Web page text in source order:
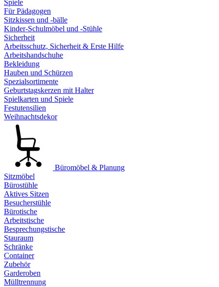
Spiele
Für Pädagogen
Sitzkissen und -bälle
Kinder-Schulmöbel und -Stühle
Sicherheit
Arbeitsschutz, Sicherheit & Erste Hilfe
Arbeitshandschuhe
Bekleidung
Hauben und Schürzen
Spezialsortimente
Geburtstagskerzen mit Halter
Spielkarten und Spiele
Festutensilien
Weihnachtsdekor
Büromöbel & Planung
Sitzmöbel
Bürostühle
Aktives Sitzen
Besucherstühle
Bürotische
Arbeitstische
Besprechungstische
Stauraum
Schränke
Container
Zubehör
Garderoben
Mülltrennung